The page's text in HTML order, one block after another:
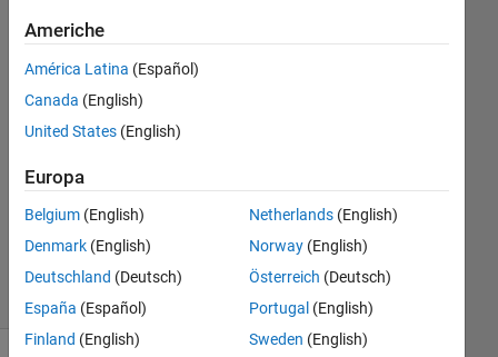
xingxingcui
4 Apr
2026
0
4 Apr 2026
23
Visualizzazioni
(30 giorni)
Americhe
América Latina (Español)
Canada (English)
United States (English)
Europa
Belgium (English)
Denmark (English)
Deutschland (Deutsch)
España (Español)
Finland (English)
Netherlands(English)
Norway(English)
Österreich (Deutsch)
Portugal (English)
Sweden (English)